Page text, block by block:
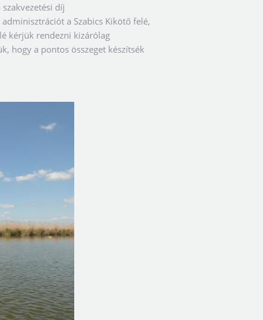
díj
a Szabics Kikötő felé,
kérjük rendezni kizárólag
hogy a pontos összeget készítsék